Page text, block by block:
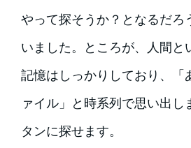
やって探そうか？となるだろ
いました。ところが、人間と
記憶はしっかりしており、「
ァイル」と時系列で思い出し
タンに探せます。